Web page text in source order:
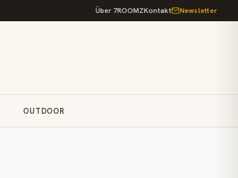
Über 7ROOMZKontakt Newsletter
OUTDOOR